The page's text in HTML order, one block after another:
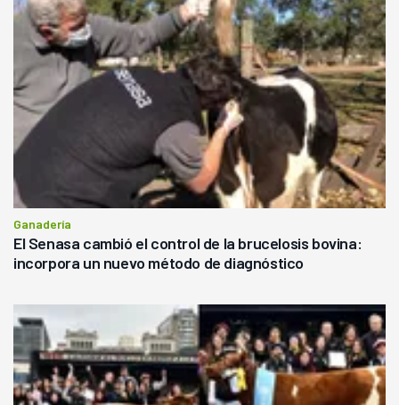
Ganadería
El Senasa cambió el control de la brucelosis bovina:
incorpora un nuevo método de diagnóstico